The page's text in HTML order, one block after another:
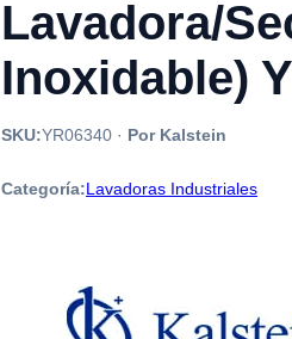
Lavadora/
Inoxidable)
SKU:YR06340 · Por Kalstein
Categoría:Lavadoras Industriales